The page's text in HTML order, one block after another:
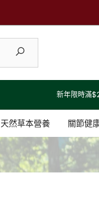
新年限時滿
天然草本營養 關節健